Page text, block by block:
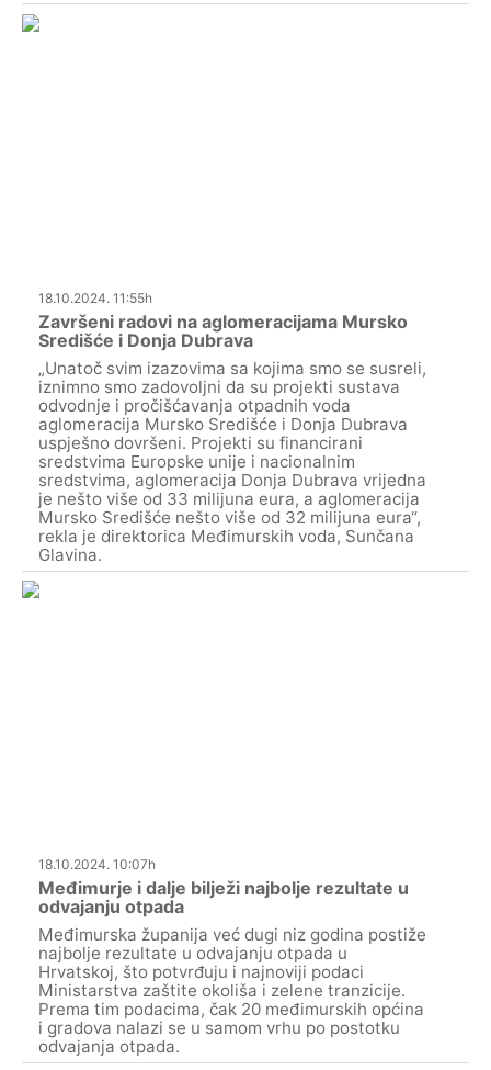
18.10.2024. 11:55h
Završeni radovi na aglomeracijama Mursko
Središće i Donja Dubrava
„Unatoč svim izazovima sa kojima smo se susreli,
iznimno smo zadovoljni da su projekti sustava
odvodnje i pročišćavanja otpadnih voda
aglomeracija Mursko Središće i Donja Dubrava
uspješno dovršeni. Projekti su financirani
sredstvima Europske unije i nacionalnim
sredstvima, aglomeracija Donja Dubrava vrijedna
je nešto više od 33 milijuna eura, a aglomeracija
Mursko Središće nešto više od 32 milijuna eura“,
rekla je direktorica Međimurskih voda, Sunčana
Glavina.
18.10.2024. 10:07h
Međimurje i dalje bilježi najbolje rezultate u
odvajanju otpada
Međimurska županija već dugi niz godina postiže
najbolje rezultate u odvajanju otpada u
Hrvatskoj, što potvrđuju i najnoviji podaci
Ministarstva zaštite okoliša i zelene tranzicije.
Prema tim podacima, čak 20 međimurskih općina
i gradova nalazi se u samom vrhu po postotku
odvajanja otpada.